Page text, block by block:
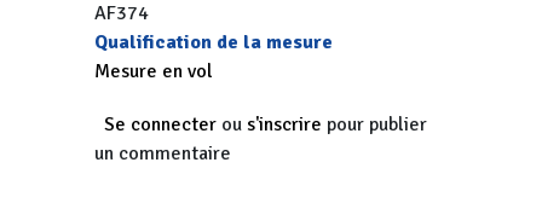
AF374
Qualification de la mesure
Mesure en vol
Se connecter ou s'inscrire pour publier
un commentaire